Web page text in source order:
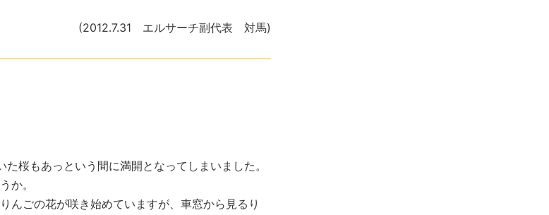
(2012.7.31 エルサーチ副代表 対馬)
桜もあっという間に満開となってしまいました。
か。
ごの花が咲き始めていますが、車窓から見るり